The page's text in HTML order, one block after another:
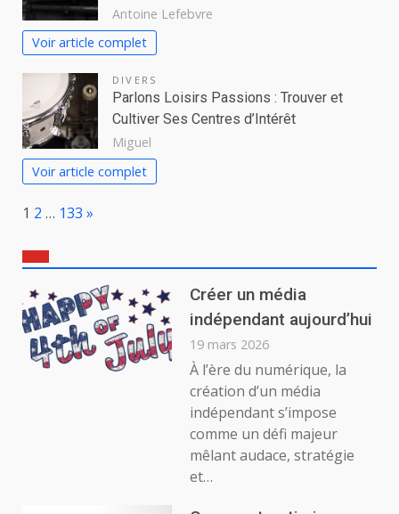
Antoine Lefebvre
Voir article complet
DIVERS
Parlons Loisirs Passions : Trouver et
Cultiver Ses Centres d’Intérêt
Miguel
Voir article complet
Page:
1 2 … 133 Next
»
Créer un média
indépendant aujourd’hui
19 mars 2026
À l’ère du numérique, la
création d’un média
indépendant s’impose
comme un défi majeur
mêlant audace, stratégie
et…